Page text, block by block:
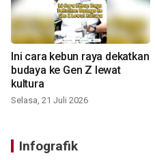
Ini cara kebun raya dekatkan
budaya ke Gen Z lewat
kultura
Selasa, 21 Juli 2026
Infografik